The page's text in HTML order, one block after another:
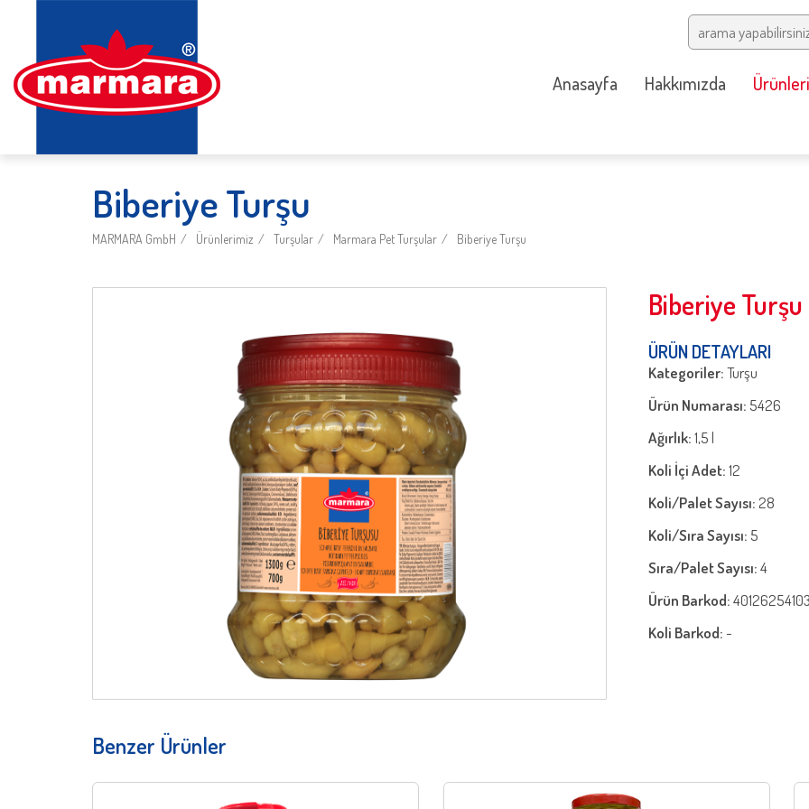
Anasayfa Hakkımızda
Biberiye Turşu
MARMARA GmbH Ürünlerimiz Turşular Marmara Pet Turşular Biberiye Turşu
Biberiye Turşu
ÜRÜN DETAYLARI
Kategoriler:Turşu
Ürün Numarası: 5426
Ağırlık:1,5 l
Koli İçi Adet:12
Koli/Palet Sayısı:28
Koli/Sıra Sayısı: 5
Sıra/Palet Sayısı:4
Ürün Barkod:
Koli Barkod:-
Benzer Ürünler